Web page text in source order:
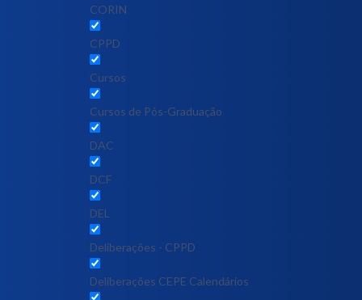
CORIN
CPPD
Cursos
Cursos de Pós-Graduação
DAC
DCF
DEL
Deliberações - CPPD
Deliberações CEPE Calendários